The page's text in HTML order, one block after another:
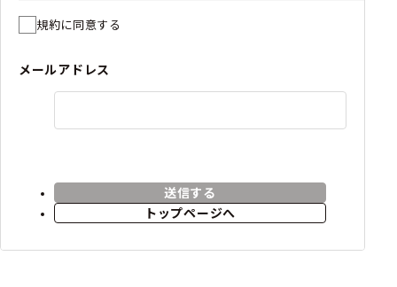
代理人の本規約への同意を得たうえで本サービスを
点で未成年者であったお客様が、成年に達した後に
本サービスを利用した場合、未成年者であった間の
いてのお客様の同意も有効に存続するものとしま
当社は、民法第548条の4の規定により本規約を随
イト上に掲示することとし、当該掲示がなされた時
規約に同意する
メールアドレス
トップページへ
送信する